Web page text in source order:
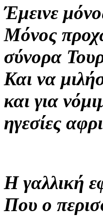
Έμεινε
Μόνος
σύνορα
Και να
και για
ηγεσίες
Η γαλλική
Που ο